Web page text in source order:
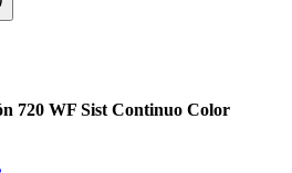
720 WF Sist Continuo Color